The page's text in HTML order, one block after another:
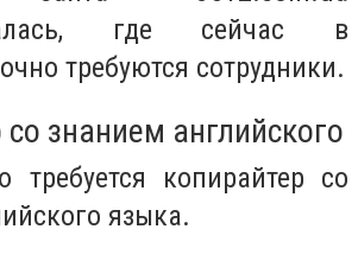
где сейчас в
требуются сотрудники.
знанием английского
требуется копирайтер со
языка.